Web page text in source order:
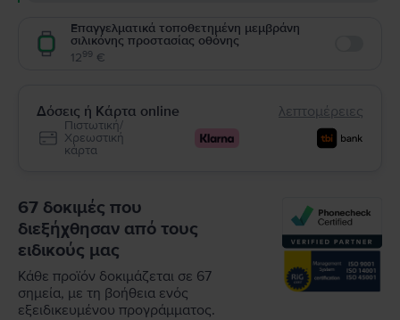
Επαγγελματικά τοποθετημένη μεμβράνη
σιλικόνης προστασίας οθόνης
1299 €
Δόσεις ή Κάρτα online λεπτομέρειες
Πιστωτική/
Χρεωστική
κάρτα
67 δοκιμές που
διεξήχθησαν από τους
ειδικούς μας
Κάθε προϊόν δοκιμάζεται σε 67
σημεία, με τη βοήθεια ενός
εξειδικευμένου προγράμματος.